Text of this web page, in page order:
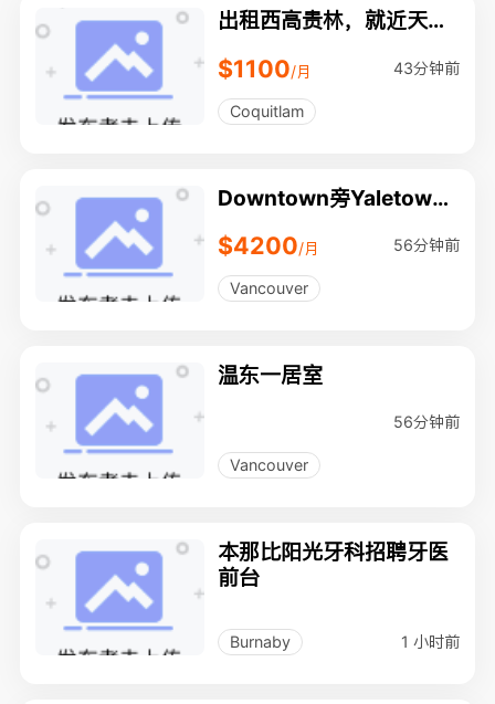
出租西高贵林，就近天车
$1100/月 43分钟前
Coquitlam
Downtown旁Yaletown
$4200/月 56分钟前
Vancouver
温东一居室
56分钟前
Vancouver
本那比阳光牙科招聘牙医
前台
Burnaby 1 小时前